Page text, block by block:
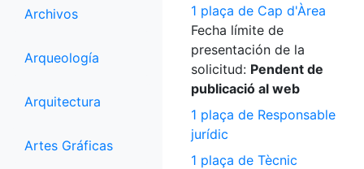
Archivos
Arqueología
Arquitectura
Artes Gráficas
1 plaça de Cap d'Àrea
Fecha límite de
presentación de la
solicitud: Pendent de
publicació al web
1 plaça de Responsable
jurídic
1 plaça de Tècnic